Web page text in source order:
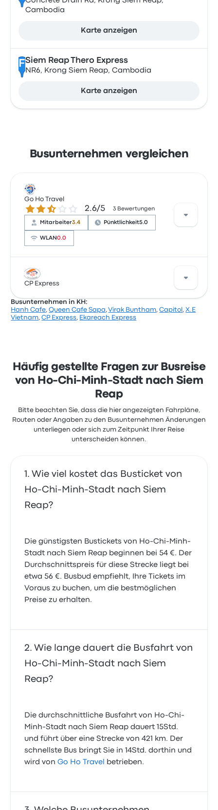
Cambodia
Karte anzeigen
FSiem Reap Thero Express
NR6, Krong Siem Reap, Cambodia
Karte anzeigen
Busunternehmen vergleichen
Go Ho Travel
2.6 von 5 Sternen2.6/5 3 Bewertungen
Mitarbeiter3.4 Pünktlichkeit5.0
WLAN0.0
Basierend auf 3 Bewertungen wurde das
Unternehmen auf Busbud mit 2.6 Sternen bewertet.
Pünktlichkeit und der Abfahrtsort, beschwerten sich
aber oft über die Steckdosen. Ticketpreise von Go Ho
Travel für diese Reise beginnen bei 47 €
CP Express
CP Express bietet 2 Busse von Ho-Chi-Minh-Stadt
Stunden 52 Minuten.
Busunternehmen in KH:
Hanh Cafe,Queen Cafe Sapa,Virak Buntham,Capitol , X.E
Vietnam,CP Express, Ekareach Express
Häufig gestellte Fragen zur Busreise
von Ho-Chi-Minh-Stadt nach Siem
Reap
Bitte beachten Sie, dass die hier angezeigten Fahrpläne,
Routen oder Angaben zu den Busunternehmen Änderungen
unterliegen oder sich zum Zeitpunkt Ihrer Reise
unterscheiden können.
Wie viel kostet das Busticket von
Ho-Chi-Minh-Stadt nach Siem
Reap?
Die günstigsten Bustickets von Ho-Chi-Minh-
Stadt nach Siem Reap beginnen bei 54 €. Der
Durchschnittspreis für diese Strecke liegt bei
etwa 56 €. Busbud empfiehlt, Ihre Tickets im
Voraus zu buchen, um die bestmöglichen
Preise zu erhalten.
Wie lange dauert die Busfahrt von
Ho-Chi-Minh-Stadt nach Siem
Reap?
Die durchschnittliche Busfahrt von Ho-Chi-
Minh-Stadt nach Siem Reap dauert 15Std.
und führt über eine Strecke von 421 km. Der
schnellste Bus bringt Sie in 14Std. dorthin und
wird vonGo Ho Travel betrieben.